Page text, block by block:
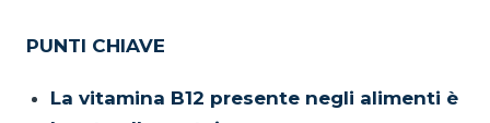
PUNTI CHIAVE
La vitamina B12 presente negli alimenti è